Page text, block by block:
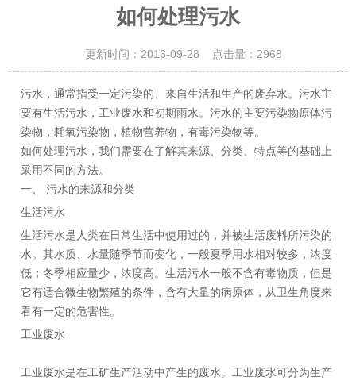
如何处理污水
更新时间：2016-09-28 点击量： 2968
污水，通常指受一定污染的、来自生活和生产的废弃水。污水主
要有生活污水，工业废水和初期雨水。污水的主要污染物原体污
染物，耗氧污染物，植物营养物，有毒污染物等。
如何处理污水，我们需要在了解其来源、分类、特点等的基础上
采用不同的方法。
一、 污水的来源和分类
生活污水
生活污水是人类在日常生活中使用过的，并被生活废料所污染的
水。其水质、水量随季节而变化，一般夏季用水相对较多，浓度
低；冬季相应量少，浓度高。生活污水一般不含有毒物质，但是
它有适合微生物繁殖的条件，含有大量的病原体，从卫生角度来
看有一定的危害性。
工业废水
工业废水是在工矿生产活动中产生的废水。工业废水可分为生产